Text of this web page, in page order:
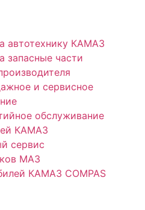
автотехнику КАМАЗ
запасные части
и сервисное
обслуживание
КАМАЗ
сервис
МАЗ
КАМАЗ COMPAS